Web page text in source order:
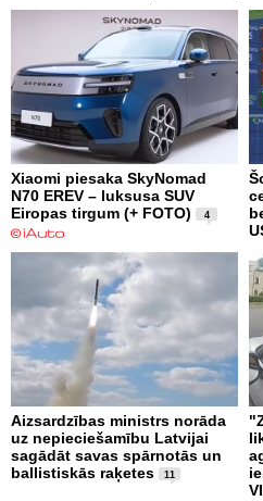
Xiaomi piesaka SkyNomad
N70 EREV – luksusa SUV
Eiropas tirgum (+ FOTO)
4
Aizsardzības ministrs norāda
uz nepieciešamību Latvijai
sagādāt savas spārnotās un
ballistiskās raķetes
11